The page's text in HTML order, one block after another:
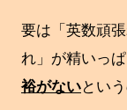
要は「英数頑
れ」が精いっぱ
裕がないとい